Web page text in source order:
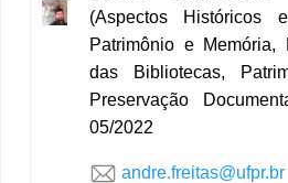
(Aspectos Históricos
Patrimônio e
das Bibliotecas,
Preservação
05/2022
andre.freitas@ufpr.br